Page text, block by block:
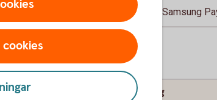
Google Pay Ja, Apple Pay och Samsung
Betalkort Företag
cookies